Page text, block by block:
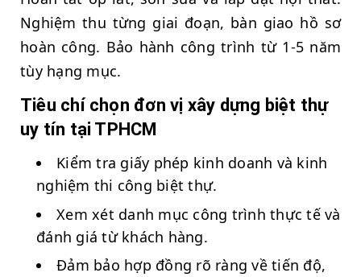
Nghiệm thu từng giai đoạn, bàn giao hồ sơ
hoàn công. Bảo hành công trình từ 1-5 năm
tùy hạng mục.
Tiêu chí chọn đơn vị xây dựng biệt thự
uy tín tại TPHCM
Kiểm tra giấy phép kinh doanh và kinh
nghiệm thi công biệt thự.
Xem xét danh mục công trình thực tế và
đánh giá từ khách hàng.
Đảm bảo hợp đồng rõ ràng về tiến độ,